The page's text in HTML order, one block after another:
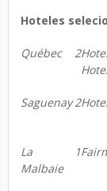
Hoteles
Québec 2
Saguenay 2
La
Malbaie
1